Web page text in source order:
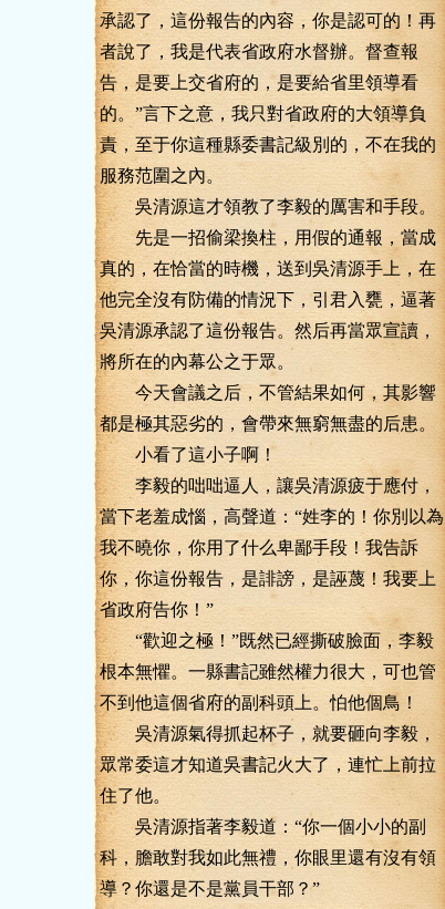
承認了，這份報告的內容，你是認可的！再
者說了，我是代表省政府水督辦。督查報
告，是要上交省府的，是要給省里領導看
的。”言下之意，我只對省政府的大領導負
責，至于你這種縣委書記級別的，不在我的
服務范圍之內。
吳清源這才領教了李毅的厲害和手段。
先是一招偷梁換柱，用假的通報，當成
真的，在恰當的時機，送到吳清源手上，在
他完全沒有防備的情況下，引君入甕，逼著
吳清源承認了這份報告。然后再當眾宣讀，
將所在的內幕公之于眾。
今天會議之后，不管結果如何，其影響
都是極其惡劣的，會帶來無窮無盡的后患。
小看了這小子啊！
李毅的咄咄逼人，讓吳清源疲于應付，
當下老羞成惱，高聲道：“姓李的！你別以為
我不曉你，你用了什么卑鄙手段！我告訴
你，你這份報告，是誹謗，是誣蔑！我要上
省政府告你！”
“歡迎之極！”既然已經撕破臉面，李毅
根本無懼。一縣書記雖然權力很大，可也管
不到他這個省府的副科頭上。怕他個鳥！
吳清源氣得抓起杯子，就要砸向李毅，
眾常委這才知道吳書記火大了，連忙上前拉
住了他。
吳清源指著李毅道：“你一個小小的副
科，膽敢對我如此無禮，你眼里還有沒有領
導？你還是不是黨員干部？”